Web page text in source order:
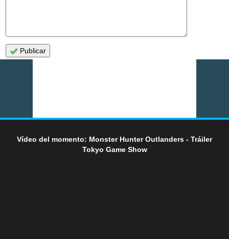
Publicar
Vídeo del momento: Monster Hunter Outlanders - Tráiler
Tokyo Game Show